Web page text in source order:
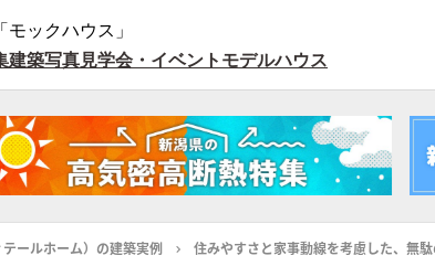
ックハウス」
建築写真見学会・イベント モデルハウス
テールホーム）の建築実例
住みやすさと家事動線を考慮した、無